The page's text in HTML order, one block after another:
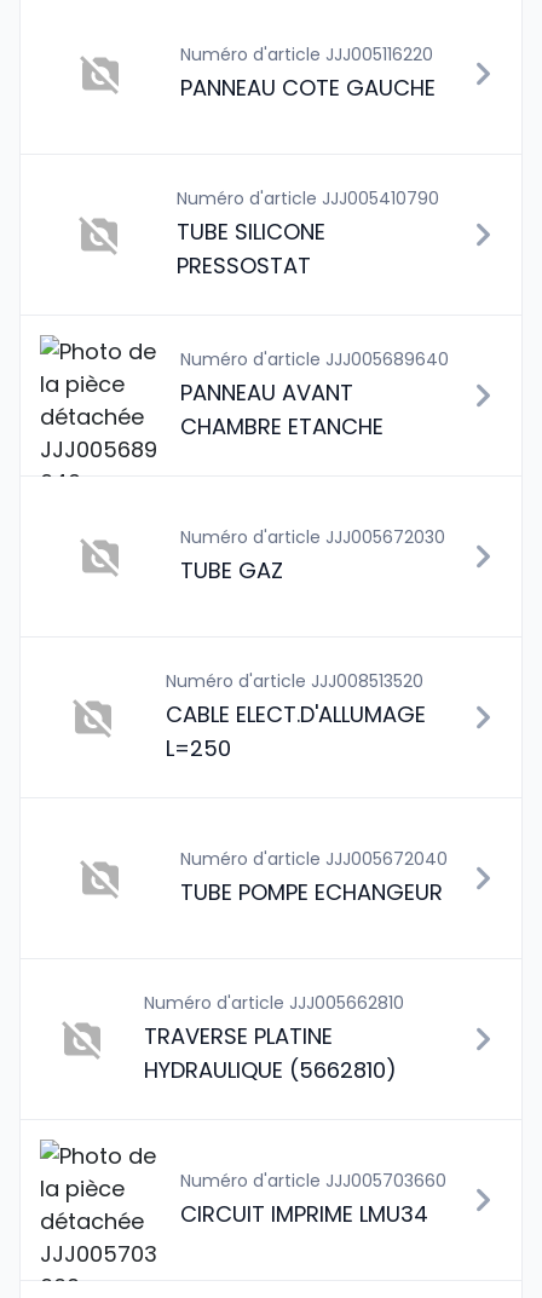
Numéro d'article JJJ005116220
PANNEAU COTE GAUCHE
Numéro d'article JJJ005410790
TUBE SILICONE
PRESSOSTAT
Numéro d'article JJJ005689640
PANNEAU AVANT
CHAMBRE ETANCHE
Numéro d'article JJJ005672030
TUBE GAZ
Numéro d'article JJJ008513520
CABLE ELECT.D'ALLUMAGE
L=250
Numéro d'article JJJ005672040
TUBE POMPE ECHANGEUR
Numéro d'article JJJ005662810
TRAVERSE PLATINE
HYDRAULIQUE (5662810)
Numéro d'article JJJ005703660
CIRCUIT IMPRIME LMU34